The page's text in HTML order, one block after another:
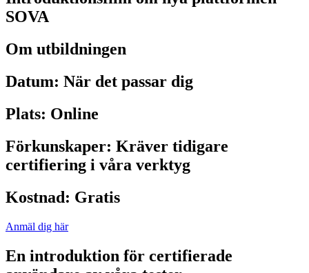
SOVA
Om utbildningen
Datum: När det passar dig
Plats: Online
Förkunskaper: Kräver tidigare
certifiering i våra verktyg
Kostnad: Gratis
Anmäl dig här
En introduktion för certifierade